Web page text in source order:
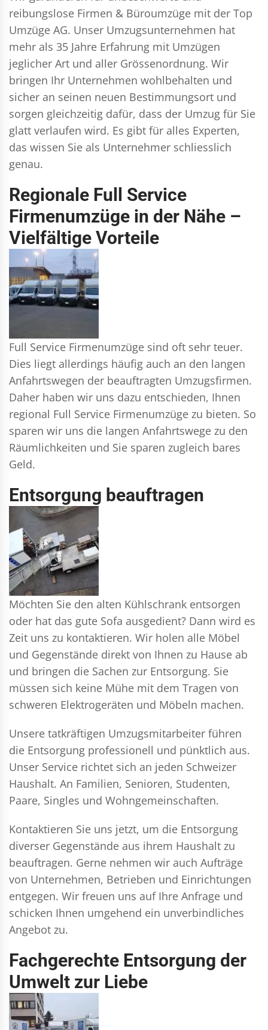
reibungslose Firmen & Büroumzüge mit der Top
Umzüge AG. Unser Umzugsunternehmen hat
mehr als 35 Jahre Erfahrung mit Umzügen
jeglicher Art und aller Grössenordnung. Wir
bringen Ihr Unternehmen wohlbehalten und
sicher an seinen neuen Bestimmungsort und
sorgen gleichzeitig dafür, dass der Umzug für Sie
glatt verlaufen wird. Es gibt für alles Experten,
das wissen Sie als Unternehmer schliesslich
genau.
Regionale Full Service
Firmenumzüge in der Nähe –
Vielfältige Vorteile
Full Service Firmenumzüge sind oft sehr teuer.
Dies liegt allerdings häufig auch an den langen
Anfahrtswegen der beauftragten Umzugsfirmen.
Daher haben wir uns dazu entschieden, Ihnen
regional Full Service Firmenumzüge zu bieten. So
sparen wir uns die langen Anfahrtswege zu den
Räumlichkeiten und Sie sparen zugleich bares
Geld.
Entsorgung beauftragen
Möchten Sie den alten Kühlschrank entsorgen
oder hat das gute Sofa ausgedient? Dann wird es
Zeit uns zu kontaktieren. Wir holen alle Möbel
und Gegenstände direkt von Ihnen zu Hause ab
und bringen die Sachen zur Entsorgung. Sie
müssen sich keine Mühe mit dem Tragen von
schweren Elektrogeräten und Möbeln machen.
Unsere tatkräftigen Umzugsmitarbeiter führen
die Entsorgung professionell und pünktlich aus.
Unser Service richtet sich an jeden Schweizer
Haushalt. An Familien, Senioren, Studenten,
Paare, Singles und Wohngemeinschaften.
Kontaktieren Sie uns jetzt, um die Entsorgung
diverser Gegenstände aus ihrem Haushalt zu
beauftragen. Gerne nehmen wir auch Aufträge
von Unternehmen, Betrieben und Einrichtungen
entgegen. Wir freuen uns auf Ihre Anfrage und
schicken Ihnen umgehend ein unverbindliches
Angebot zu.
Fachgerechte Entsorgung der
Umwelt zur Liebe